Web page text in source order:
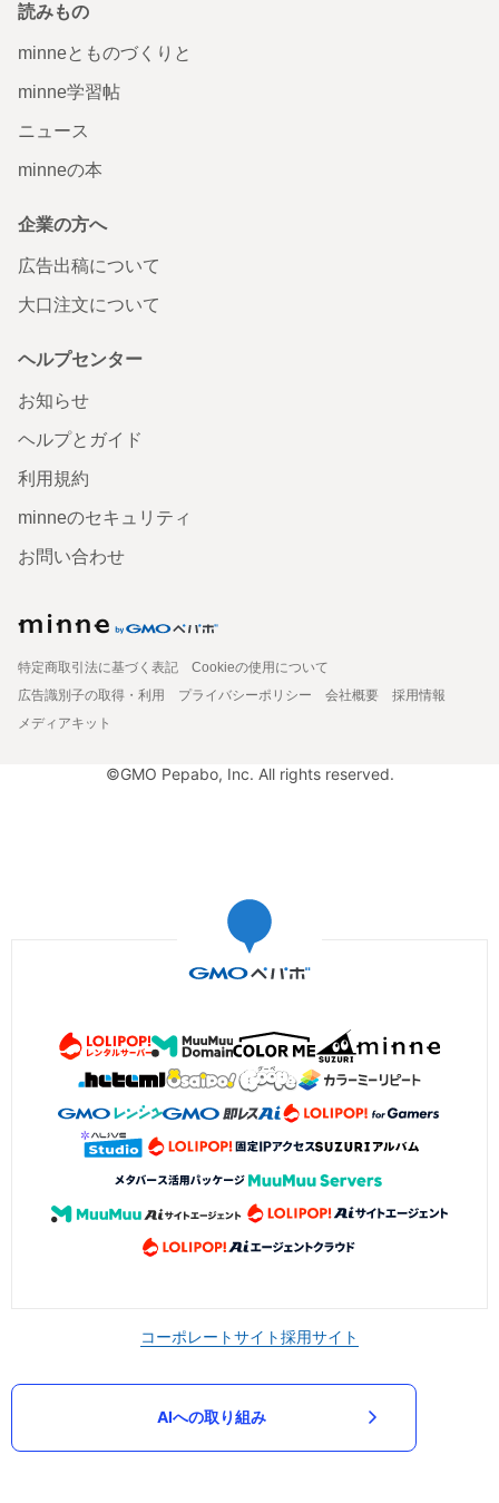
読みもの
minneとものづくりと
minne学習帖
ニュース
minneの本
企業の方へ
広告出稿について
大口注文について
ヘルプセンター
お知らせ
ヘルプとガイド
利用規約
minneのセキュリティ
お問い合わせ
特定商取引法に基づく表記
Cookieの使用について
広告識別子の取得・利用
プライバシーポリシー 会社概要
採用情報
メディアキット
©GMO Pepabo, Inc. All rights reserved.
コーポレートサイト採用サイト
AIへの取り組み